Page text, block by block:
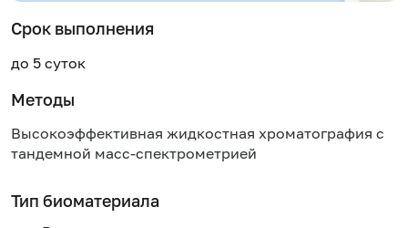
Срок выполнения
до 5 суток
Методы
Высокоэффективная жидкостная хроматография с
тандемной масс-спектрометрией
Тип биоматериала